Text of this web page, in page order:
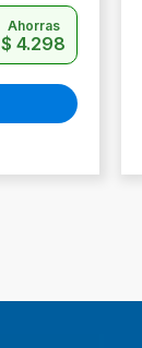
Ahorras
$ 4.298